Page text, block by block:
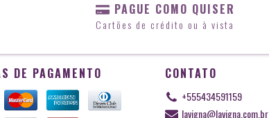
PAGUE COMO QUISER
Cartões de crédito ou à vista
DE PAGAMENTO CONTATO
+555434591159
lavigna@lavigna.com.br